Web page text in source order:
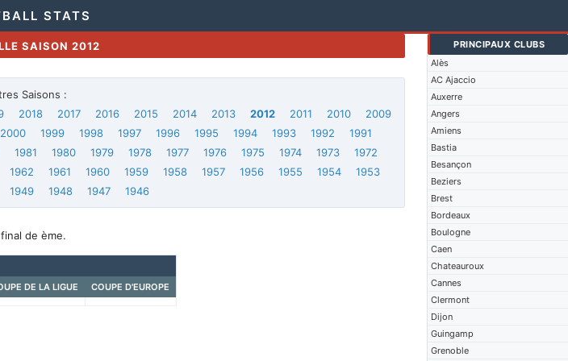
STATS
PRINCIPAUX CLUBS
Alès
AC Ajaccio
Auxerre
Angers
Amiens
Bastia
Besançon
Beziers
Brest
Bordeaux
Boulogne
Caen
Chateauroux
Cannes
Clermont
Dijon
Guingamp
Grenoble
SAISON 2012
Saisons :
2018 2017 2016 2015 2014 2013 2012 2011 2010
2009
2000 1999 1998 1997 1996 1995 1994 1993 1992
1991
1981 1980 1979 1978 1977 1976 1975 1974 1973
1972
1962 1961 1960 1959 1958 1957 1956 1955 1954
1953
1949 1948 1947 1946
de ème.
DE LA LIGUE COUPE D'EUROPE